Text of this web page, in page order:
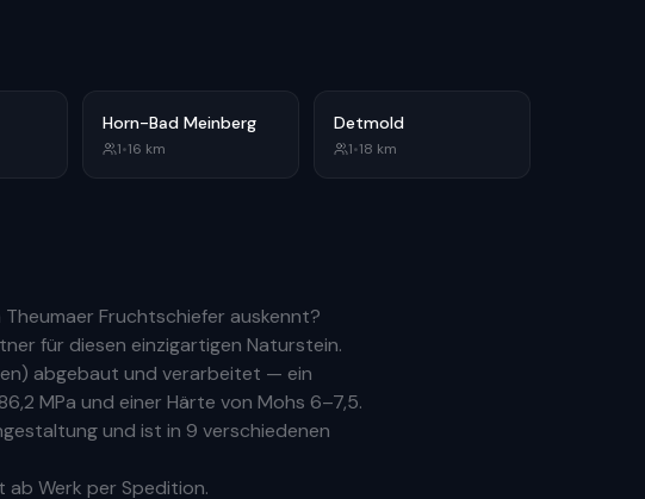
Horn-Bad Meinberg
1•16 km
Detmold
1•18 km
Fruchtschiefer auskennt?
für diesen einzigartigen Naturstein.
abgebaut und verarbeitet — ein
MPa und einer Härte von Mohs 6–7,5.
und ist in 9 verschiedenen
Werk per Spedition.